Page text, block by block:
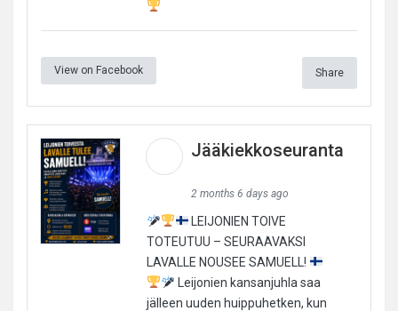
View on Facebook Share
Jääkiekkoseuranta
2 months 6 days ago
LEIJONIEN TOIVE
TOTEUTUU – SEURAAVAKSI
LAVALLE NOUSEE SAMUELL!
Leijonien kansanjuhla saa
jälleen uuden huippuhetken, kun